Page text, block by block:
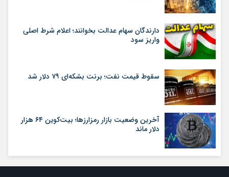
دارندگان سهام عدالت بخوانند؛ اعلام شرط اصلی
واریز سود
سقوط قیمت نفت؛ برنت بشکه‌ای ۷۹ دلار شد
آخرین وضعیت بازار رمزارزها؛ بیت‌کوین ۶۴ هزار
دلار ماند